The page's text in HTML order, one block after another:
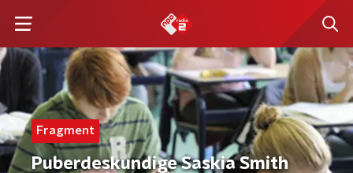
Fragment
Puberdeskundige Saskia Smith